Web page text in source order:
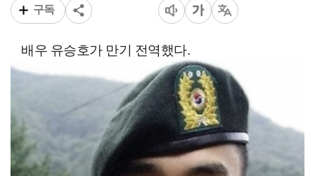
구독
배우 유승호가 만기 전역했다.